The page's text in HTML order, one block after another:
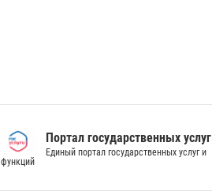
Портал государственных услуг
Единый портал государственных услуг и
функций